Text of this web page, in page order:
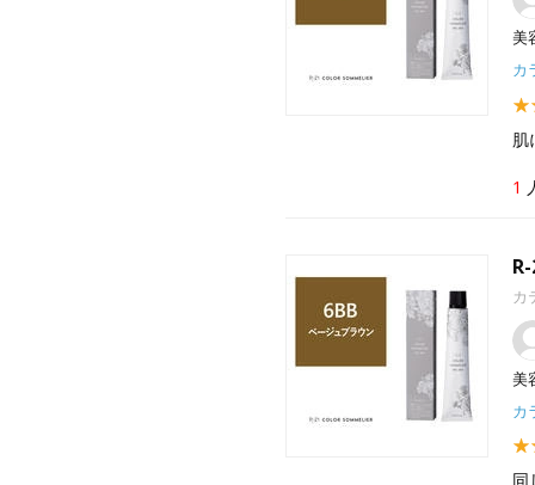
美
カ
肌
1
カ
美
カ
同